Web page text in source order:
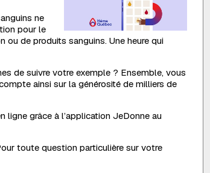
ne
pour le
de produits sanguins. Une heure qui
de suivre votre exemple ? Ensemble, vous
ainsi sur la générosité de milliers de
grâce à l’application JeDonne au
toute question particulière sur votre